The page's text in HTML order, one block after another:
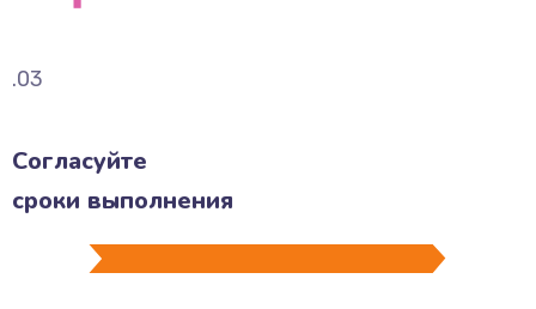
.03
Согласуйте
сроки выполнения